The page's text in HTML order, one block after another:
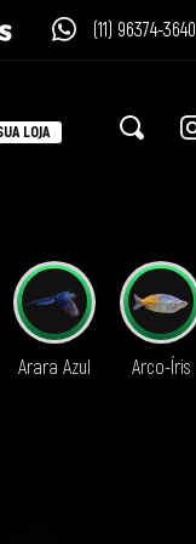
(11) 96374-3640
LOJA
Arara Azul Arco-Íris